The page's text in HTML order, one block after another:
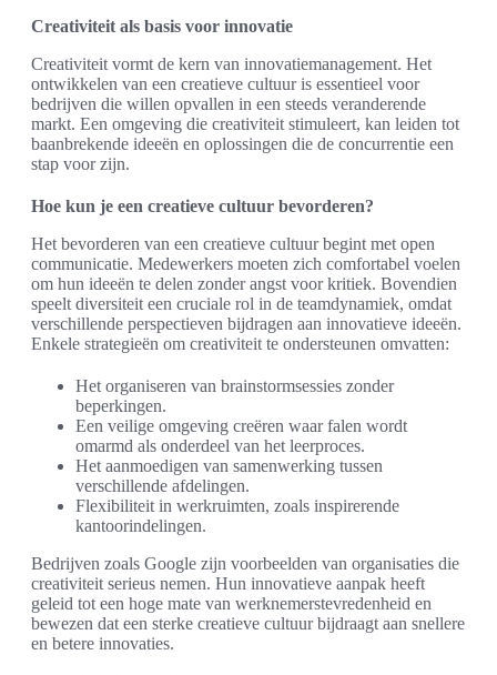
Creativiteit als basis voor innovatie
Creativiteit vormt de kern van innovatiemanagement. Het
ontwikkelen van een creatieve cultuur is essentieel voor
bedrijven die willen opvallen in een steeds veranderende
markt. Een omgeving die creativiteit stimuleert, kan leiden tot
baanbrekende ideeën en oplossingen die de concurrentie een
stap voor zijn.
Hoe kun je een creatieve cultuur bevorderen?
Het bevorderen van een creatieve cultuur begint met open
communicatie. Medewerkers moeten zich comfortabel voelen
om hun ideeën te delen zonder angst voor kritiek. Bovendien
speelt diversiteit een cruciale rol in de teamdynamiek, omdat
verschillende perspectieven bijdragen aan innovatieve ideeën.
Enkele strategieën om creativiteit te ondersteunen omvatten:
Het organiseren van brainstormsessies zonder
beperkingen.
Een veilige omgeving creëren waar falen wordt
omarmd als onderdeel van het leerproces.
Het aanmoedigen van samenwerking tussen
verschillende afdelingen.
Flexibiliteit in werkruimten, zoals inspirerende
kantoorindelingen.
Bedrijven zoals Google zijn voorbeelden van organisaties die
creativiteit serieus nemen. Hun innovatieve aanpak heeft
geleid tot een hoge mate van werknemerstevredenheid en
bewezen dat een sterke creatieve cultuur bijdraagt aan snellere
en betere innovaties.